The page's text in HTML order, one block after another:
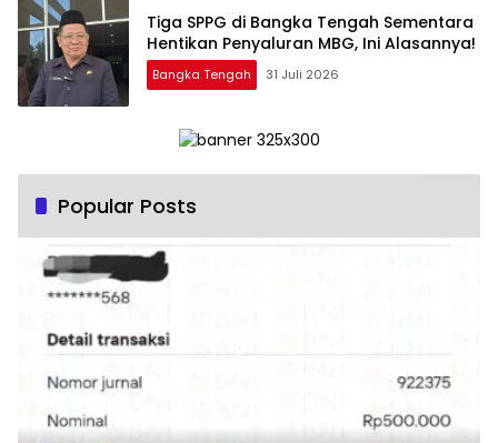
‎Tiga SPPG di Bangka Tengah Sementara
Bangka Tengah 31 Juli 2026
Popular Posts